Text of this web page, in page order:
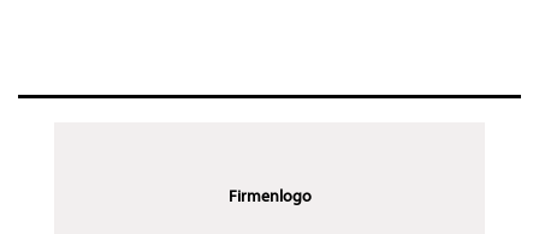
Firmenlogo